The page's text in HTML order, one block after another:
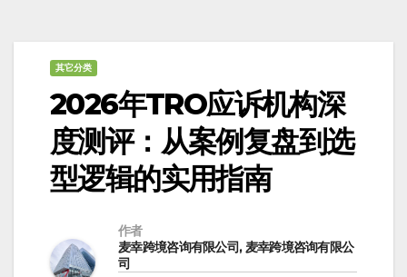
其它分类
2026年TRO应诉机构深
度测评：从案例复盘到选
型逻辑的实用指南
作者
麦幸跨境咨询有限公司, 麦幸跨境咨询有限公
司